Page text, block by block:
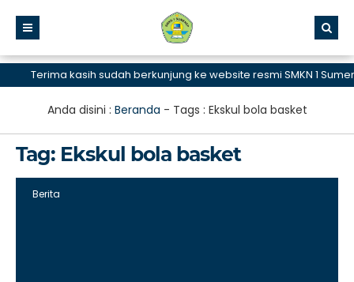
Terima kasih sudah berkunjung ke website resmi SMKN 1
Anda disini : Beranda - Tags : Ekskul bola basket
Tag: Ekskul bola basket
Berita